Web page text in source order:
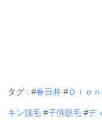
タグ : #春日井 #Ｄｉｏ
キン脱毛 #子供脱毛 #デ